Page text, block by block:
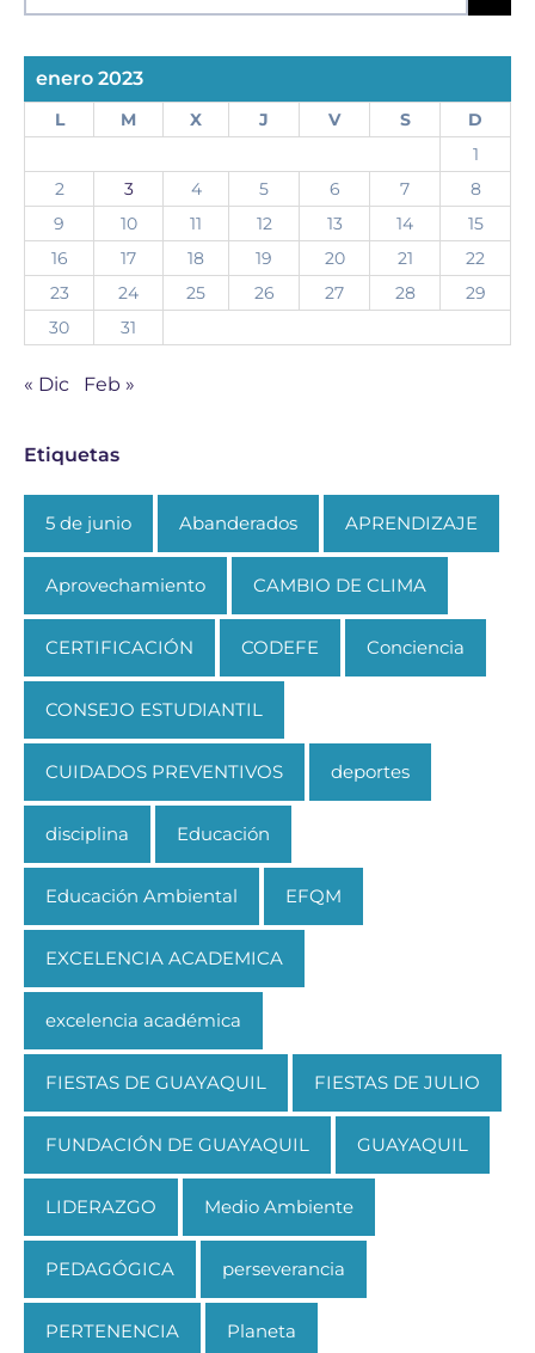
enero 2023
L M X J V S
D
1
2
3 4 5 6 7
8
9
10 11 12 13 14
15
16
17 18 19 20 21
22
23
24 25 26 27 28
29
30
31
« Dic Feb »
Etiquetas
5 de junio Abanderados APRENDIZAJE
Aprovechamiento CAMBIO DE CLIMA
CERTIFICACIÓN CODEFE Conciencia
CONSEJO ESTUDIANTIL
CUIDADOS PREVENTIVOS deportes
disciplina Educación
Educación Ambiental EFQM
EXCELENCIA ACADEMICA
excelencia académica
FIESTAS DE GUAYAQUIL FIESTAS DE JULIO
FUNDACIÓN DE GUAYAQUIL GUAYAQUIL
LIDERAZGO Medio Ambiente
PEDAGÓGICA perseverancia
PERTENENCIA Planeta